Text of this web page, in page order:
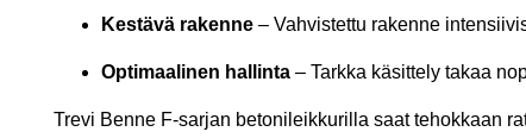
Kestävä rakenne – Vahvistettu rakenne
Optimaalinen hallinta – Tarkka käsittely takaa
Trevi Benne F-sarjan betonileikkurilla saat tehokkaan